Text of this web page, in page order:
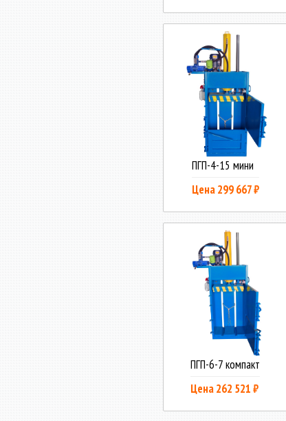
ПГП-4-15 мини
Цена 299 667 ₽
ПГП-6-7 компакт
Цена 262 521 ₽